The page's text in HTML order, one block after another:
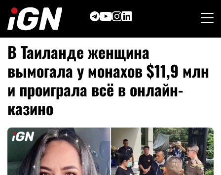
content
В Таиланде женщина
вымогала у монахов $11,9 млн
и проиграла всё в онлайн-
казино